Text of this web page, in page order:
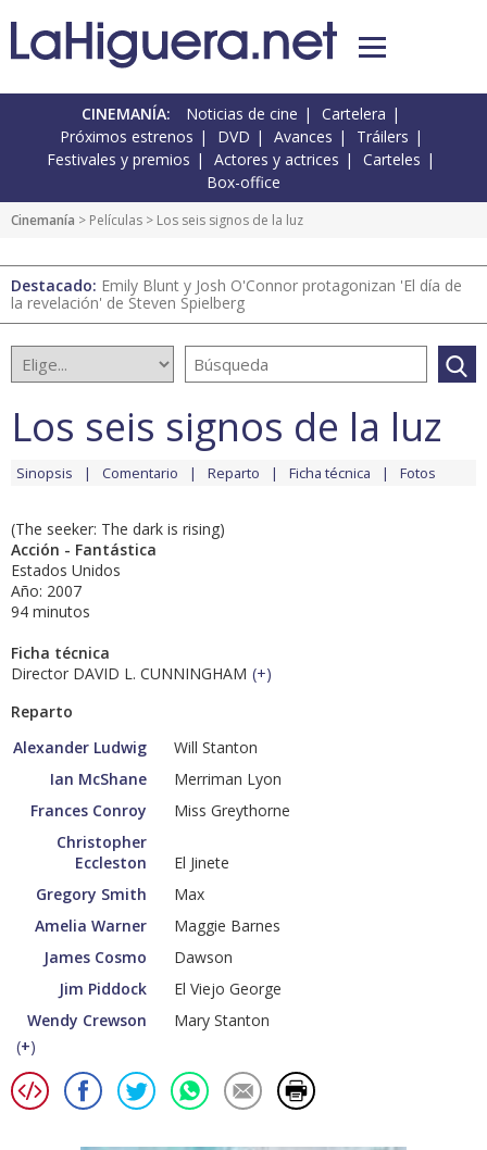
CINEMANÍA: Noticias de cine
Cartelera
Próximos estrenos
DVD Avances
Tráilers
Festivales y premios
Actores y actrices
Carteles
Box-office
Cinemanía > Películas > Los seis signos de la luz
Destacado: Emily Blunt y Josh O'Connor protagonizan 'El día de
la revelación' de Steven Spielberg
Los seis signos de la luz
Sinopsis Comentario Reparto Ficha técnica Fotos
(The seeker: The dark is rising)
Acción - Fantástica
Estados Unidos
Año: 2007
94 minutos
Ficha técnica
Director DAVID L. CUNNINGHAM (+)
Reparto
Alexander Ludwig
Will Stanton
Ian McShane
Merriman Lyon
Frances Conroy
Miss Greythorne
Christopher
Eccleston
El Jinete
Gregory Smith
Max
Amelia Warner
Maggie Barnes
James Cosmo
Dawson
Jim Piddock
El Viejo George
Wendy Crewson
Mary Stanton
(+)